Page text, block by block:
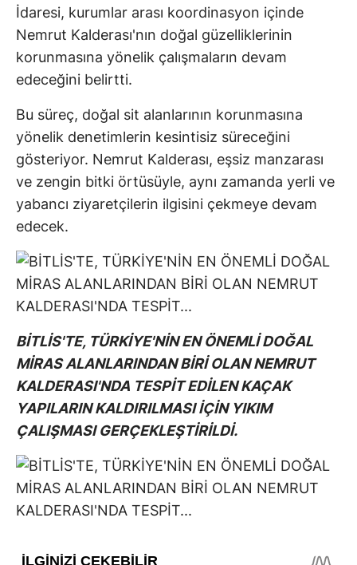
İdaresi, kurumlar arası koordinasyon içinde
Nemrut Kalderası'nın doğal güzelliklerinin
korunmasına yönelik çalışmaların devam
edeceğini belirtti.
Bu süreç, doğal sit alanlarının korunmasına
yönelik denetimlerin kesintisiz süreceğini
gösteriyor. Nemrut Kalderası, eşsiz manzarası
ve zengin bitki örtüsüyle, aynı zamanda yerli ve
yabancı ziyaretçilerin ilgisini çekmeye devam
edecek.
BİTLİS'TE, TÜRKİYE'NİN EN ÖNEMLİ DOĞAL
MİRAS ALANLARINDAN BİRİ OLAN NEMRUT
KALDERASI'NDA TESPİT EDİLEN KAÇAK
YAPILARIN KALDIRILMASI İÇİN YIKIM
ÇALIŞMASI GERÇEKLEŞTİRİLDİ.